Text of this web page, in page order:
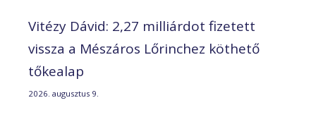
Vitézy Dávid: 2,27 milliárdot fizetett
vissza a Mészáros Lőrinchez köthető
tőkealap
2026. augusztus 9.